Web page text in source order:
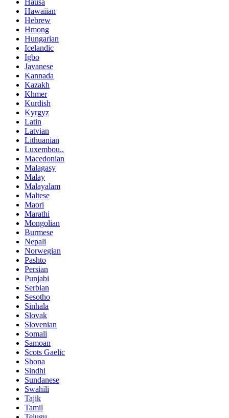
Hawaiian
Hebrew
Hmong
Hungarian
Icelandic
Igbo
Javanese
Kannada
Kazakh
Khmer
Kurdish
Kyrgyz
Latin
Latvian
Lithuanian
Luxembou..
Macedonian
Malagasy
Malay
Malayalam
Maltese
Maori
Marathi
Mongolian
Burmese
Nepali
Norwegian
Pashto
Persian
Punjabi
Serbian
Sesotho
Sinhala
Slovak
Slovenian
Somali
Samoan
Scots Gaelic
Shona
Sindhi
Sundanese
Swahili
Tajik
Tamil